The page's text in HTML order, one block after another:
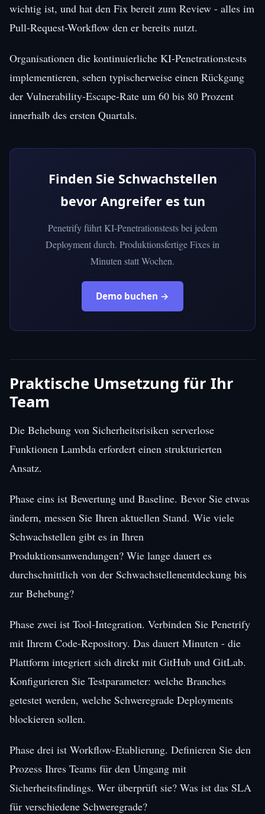
wichtig ist, und hat den Fix bereit zum Review - alles im
Pull-Request-Workflow den er bereits nutzt.
Organisationen die kontinuierliche KI-Penetrationstests
implementieren, sehen typischerweise einen Rückgang
der Vulnerability-Escape-Rate um 60 bis 80 Prozent
innerhalb des ersten Quartals.
Finden Sie Schwachstellen
bevor Angreifer es tun
Penetrify führt KI-Penetrationstests bei jedem
Deployment durch. Produktionsfertige Fixes in
Minuten statt Wochen.
Demo buchen →
Praktische Umsetzung für Ihr
Team
Die Behebung von Sicherheitsrisiken serverlose
Funktionen Lambda erfordert einen strukturierten
Ansatz.
Phase eins ist Bewertung und Baseline. Bevor Sie etwas
ändern, messen Sie Ihren aktuellen Stand. Wie viele
Schwachstellen gibt es in Ihren
Produktionsanwendungen? Wie lange dauert es
durchschnittlich von der Schwachstellenentdeckung bis
zur Behebung?
Phase zwei ist Tool-Integration. Verbinden Sie Penetrify
mit Ihrem Code-Repository. Das dauert Minuten - die
Plattform integriert sich direkt mit GitHub und GitLab.
Konfigurieren Sie Testparameter: welche Branches
getestet werden, welche Schweregrade Deployments
blockieren sollen.
Phase drei ist Workflow-Etablierung. Definieren Sie den
Prozess Ihres Teams für den Umgang mit
Sicherheitsfindings. Wer überprüft sie? Was ist das SLA
für verschiedene Schweregrade?